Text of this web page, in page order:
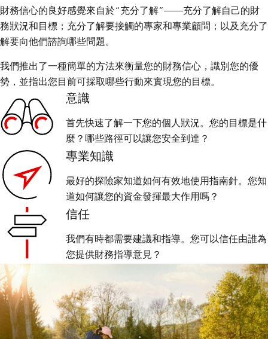
財務信心的良好感覺來自於“充分了解”——充分了解自己的財
務狀況和目標；充分了解要接觸的專家和專業顧問；以及充分了
解要向他們諮詢哪些問題。
我們推出了一種簡單的方法來衡量您的財務信心，識別您的優
勢，並指出您目前可採取哪些行動來實現您的目標。
意識
首先快速了解一下您的個人狀況。您的目標是什
麼？哪些路徑可以讓您安全到達？
專業知識
最好的探險家知道如何有效地使用指南針。您知
道如何讓您的資金發揮最大作用嗎？
信任
我們有時都需要建議和指導。您可以信任由誰為
您提供財務指導意見？